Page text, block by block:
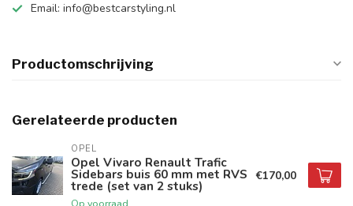
Email: info@bestcarstyling.nl
Productomschrijving
Gerelateerde producten
OPEL
Opel Vivaro Renault Trafic
Sidebars buis 60 mm met RVS
trede (set van 2 stuks)
Op voorraad
€170,00